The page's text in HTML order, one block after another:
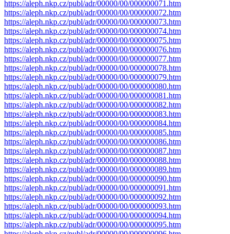
https://aleph.nkp.cz/publ/adr/00000/00/000000071.htm
https://aleph.nkp.cz/publ/adr/00000/00/000000072.htm
https://aleph.nkp.cz/publ/adr/00000/00/000000073.htm
https://aleph.nkp.cz/publ/adr/00000/00/000000074.htm
https://aleph.nkp.cz/publ/adr/00000/00/000000075.htm
https://aleph.nkp.cz/publ/adr/00000/00/000000076.htm
https://aleph.nkp.cz/publ/adr/00000/00/000000077.htm
https://aleph.nkp.cz/publ/adr/00000/00/000000078.htm
https://aleph.nkp.cz/publ/adr/00000/00/000000079.htm
https://aleph.nkp.cz/publ/adr/00000/00/000000080.htm
https://aleph.nkp.cz/publ/adr/00000/00/000000081.htm
https://aleph.nkp.cz/publ/adr/00000/00/000000082.htm
https://aleph.nkp.cz/publ/adr/00000/00/000000083.htm
https://aleph.nkp.cz/publ/adr/00000/00/000000084.htm
https://aleph.nkp.cz/publ/adr/00000/00/000000085.htm
https://aleph.nkp.cz/publ/adr/00000/00/000000086.htm
https://aleph.nkp.cz/publ/adr/00000/00/000000087.htm
https://aleph.nkp.cz/publ/adr/00000/00/000000088.htm
https://aleph.nkp.cz/publ/adr/00000/00/000000089.htm
https://aleph.nkp.cz/publ/adr/00000/00/000000090.htm
https://aleph.nkp.cz/publ/adr/00000/00/000000091.htm
https://aleph.nkp.cz/publ/adr/00000/00/000000092.htm
https://aleph.nkp.cz/publ/adr/00000/00/000000093.htm
https://aleph.nkp.cz/publ/adr/00000/00/000000094.htm
https://aleph.nkp.cz/publ/adr/00000/00/000000095.htm